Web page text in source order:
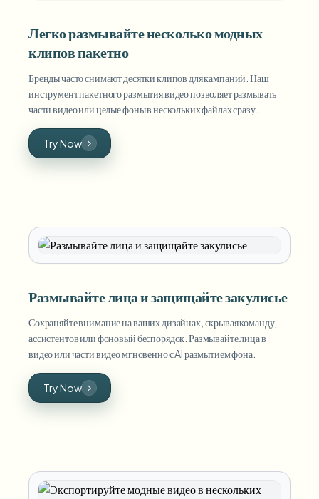
Легко размывайте несколько модных
клипов пакетно
Бренды часто снимают десятки клипов для кампаний. Наш
инструмент пакетного размытия видео позволяет размывать
части видео или целые фоны в нескольких файлах сразу.
Try Now
Размывайте лица и защищайте закулисье
Сохраняйте внимание на ваших дизайнах, скрывая команду,
ассистентов или фоновый беспорядок. Размывайте лица в
видео или части видео мгновенно с AI размытием фона.
Try Now